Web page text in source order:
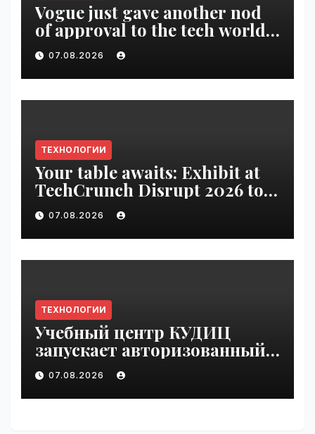
Vogue just gave another nod
of approval to the tech world |
VseTime.ru
07.08.2026
ТЕХНОЛОГИИ
Your table awaits: Exhibit at
TechCrunch Disrupt 2026 to
be seen by thousands |
VseTime.ru
07.08.2026
ТЕХНОЛОГИИ
Учебный центр КУДИЦ
запускает авторизованный
курс по
администрированию Mind
Migrate#guest | VseTime.ru
07.08.2026